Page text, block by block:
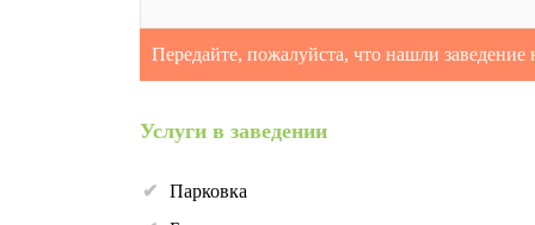
Передайте, пожалуйста, что нашли заведение
Услуги в заведении
Парковка